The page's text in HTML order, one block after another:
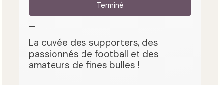
Terminé
—
La cuvée des supporters, des
passionnés de football et des
amateurs de fines bulles !